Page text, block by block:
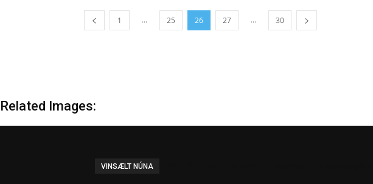
1 ... 25 26 27 ... 30
Related Images:
VINSÆLT NÚNA